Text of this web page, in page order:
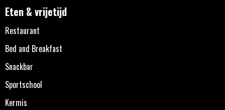
Eten & vrijetijd
Restaurant
Bed and Breakfast
Snackbar
Sportschool
Kermis